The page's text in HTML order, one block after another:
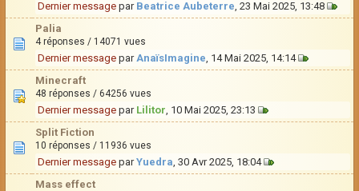
Dernier message par Beatrice Aubeterre, 23 Mai 2025, 13:48
Palia
4 réponses / 14071 vues
Dernier message parAnaïsImagine, 14 Mai 2025, 14:14
Minecraft
48 réponses / 64256 vues
Dernier message par Lilitor, 10 Mai 2025, 23:13
Split Fiction
10 réponses / 11936 vues
Dernier message parYuedra, 30 Avr 2025, 18:04
Mass effect